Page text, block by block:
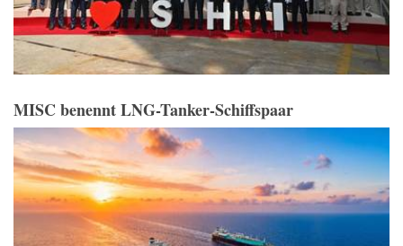
MISC benennt LNG-Tanker-Schiffspaar